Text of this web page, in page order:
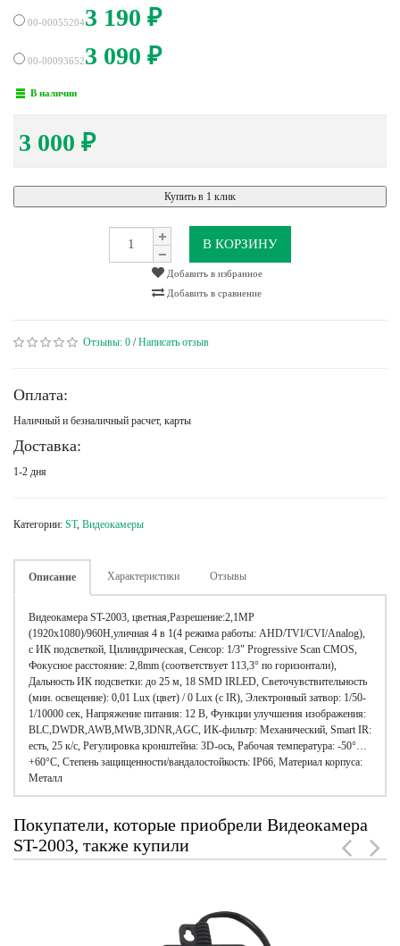
00-000552043 190 ₽
00-000936523 090 ₽
В наличии
3 000 ₽
Купить в 1 клик
В КОРЗИНУ
Добавить в избранное
Добавить в сравнение
Отзывы: 0 /Написать отзыв
Оплата:
Наличный и безналичный расчет, карты
Доставка:
1-2 дня
Категории: ST, Видеокамеры
Описание Характеристики Отзывы
Видеокамера ST-2003, цветная,Разрешение:2,1МP
(1920х1080)/960H,уличная 4 в 1(4 режима работы: AHD/TVI/CVI/Analog),
с ИК подсветкой, Цилиндрическая, Сенсор: 1/3" Progressive Scan CMOS,
Фокусное расстояние: 2,8mm (соответствует 113,3° по горизонтали),
Дальность ИК подсветки: до 25 м, 18 SMD IRLED, Светочувствительность
(мин. освещение): 0,01 Lux (цвет) / 0 Lux (с IR), Электронный затвор: 1/50-
1/10000 сек, Напряжение питания: 12 В, Функции улучшения изображения:
BLC,DWDR,AWB,MWB,3DNR,AGC, ИК-фильтр: Механический, Smart IR:
есть, 25 к/с, Регулировка кронштейна: 3D-ось, Рабочая температура: -50°…
+60°С, Степень защищенности/вандалостойкость: IP66, Материал корпуса:
Металл
Покупатели, которые приобрели Видеокамера
ST-2003, также купили